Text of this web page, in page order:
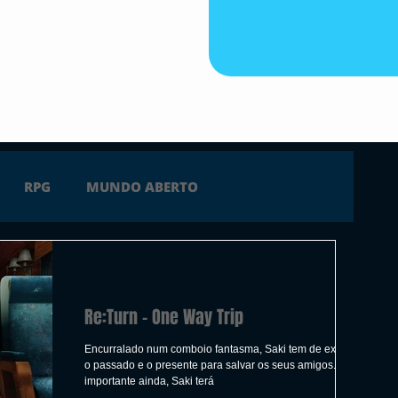
RPG MUNDO ABERTO
FICÇÃO
X ÚLTIMAS TRAILER
Re:Turn - One Way Trip
Encurralado num comboio fantasma, Saki tem de explorar
o passado e o presente para salvar os seus amigos. Mais
importante ainda, Saki terá